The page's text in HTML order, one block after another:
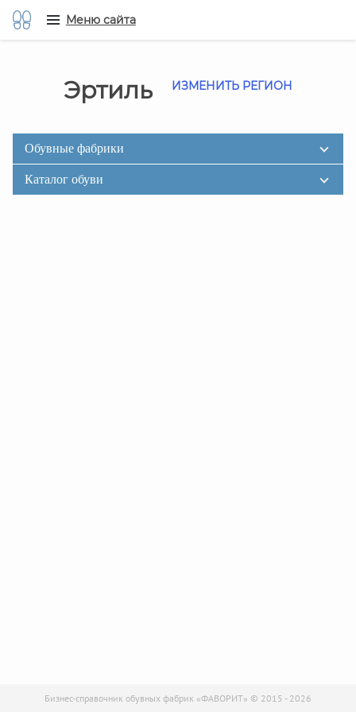
Меню сайта
Эртиль ИЗМЕНИТЬ РЕГИОН
Обувные фабрики
Каталог обуви
Бизнес-справочник обувных фабрик «ФАВОРИТ» © 2015 - 2026